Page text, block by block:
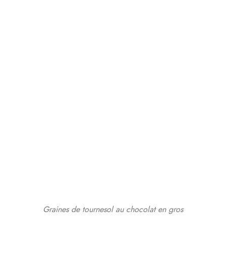
Graines de tournesol au chocolat en gros